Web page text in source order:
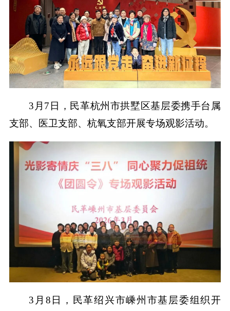
3月7日，民革杭州市拱墅区基层委携手台属
支部、医卫支部、杭氧支部开展专场观影活动。
3月8日，民革绍兴市嵊州市基层委组织开